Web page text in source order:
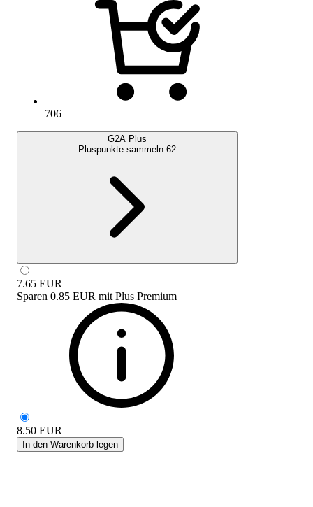
706
G2A Plus
Pluspunkte sammeln:62
7.65 EUR
Sparen 0.85 EUR mit Plus Premium
8.50 EUR
In den Warenkorb legen